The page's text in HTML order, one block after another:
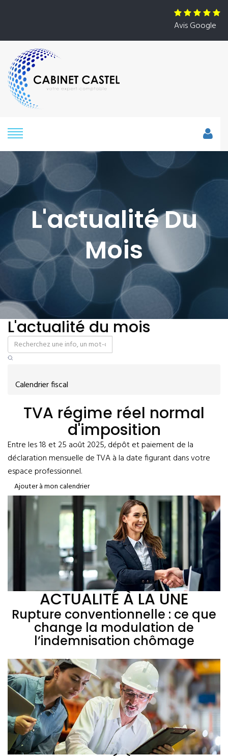
Avis Google
L'actualité Du
Mois
L'actualité du mois
Calendrier fiscal
TVA régime réel normal
d'imposition
Entre les 18 et 25 août 2025, dépôt et paiement de la
déclaration mensuelle de TVA à la date figurant dans votre
espace professionnel.
Ajouter à mon calendrier
ACTUALITÉ À LA UNE
Rupture conventionnelle : ce que
change la modulation de
l’indemnisation chômage